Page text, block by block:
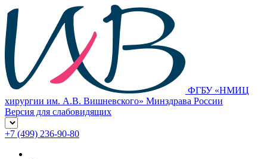
ФГБУ «НМИЦ
хирургии им. А.В. Вишневского» Минздрава России
Версия для слабовидящих
+7 (499) 236-90-80